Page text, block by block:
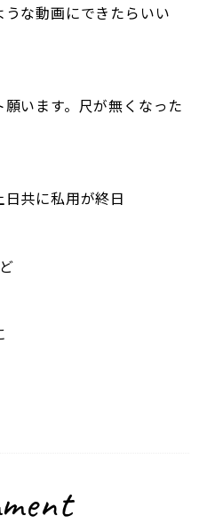
な動画にできたらいい
います。尺が無くなった
共に私用が終日